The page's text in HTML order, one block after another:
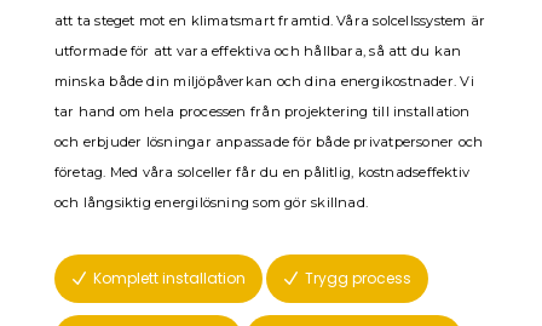
att ta steget mot en klimatsmart framtid. Våra solcellssystem är
utformade för att vara effektiva och hållbara, så att du kan
minska både din miljöpåverkan och dina energikostnader. Vi
tar hand om hela processen från projektering till installation
och erbjuder lösningar anpassade för både privatpersoner och
företag. Med våra solceller får du en pålitlig, kostnadseffektiv
och långsiktig energilösning som gör skillnad.
N Komplett installation N Trygg process